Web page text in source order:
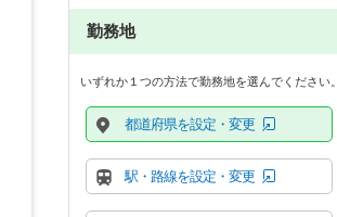
勤務地
いずれか１つの方法で勤務地を選んでください。
都道府県を設定・変更
駅・路線を設定・変更